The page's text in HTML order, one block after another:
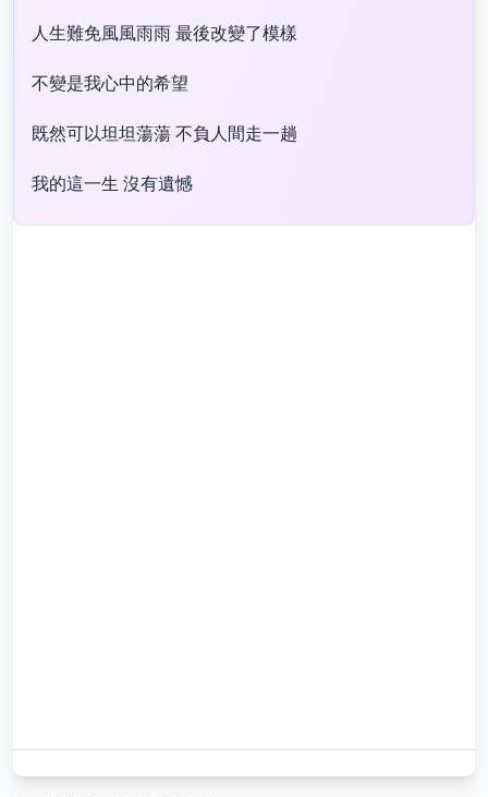
人生難免風風雨雨 最後改變了模樣
不變是我心中的希望
既然可以坦坦蕩蕩 不負人間走一趟
我的這一生 沒有遺憾